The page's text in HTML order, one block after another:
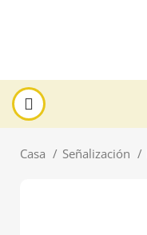
Casa Señalización